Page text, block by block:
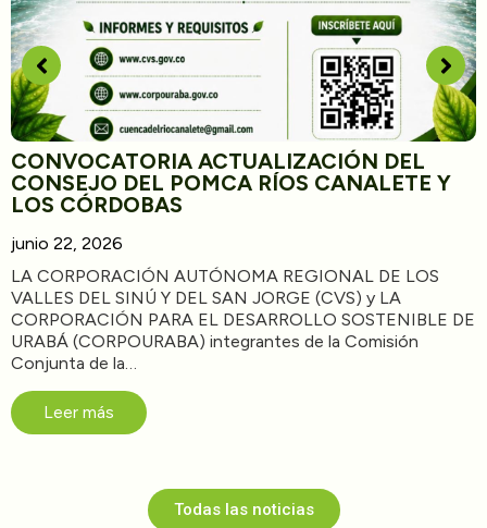
CONVOCATORIA ACTUALIZACIÓN DEL
CONSEJO DEL POMCA RÍOS CANALETE Y
LOS CÓRDOBAS
junio 22, 2026
LA CORPORACIÓN AUTÓNOMA REGIONAL DE LOS
VALLES DEL SINÚ Y DEL SAN JORGE (CVS) y LA
CORPORACIÓN PARA EL DESARROLLO SOSTENIBLE DE
URABÁ (CORPOURABA) integrantes de la Comisión
Conjunta de la…
Leer más
Todas las noticias